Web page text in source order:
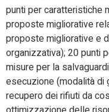
punti per caratteristiche
proposte migliorative
proposte migliorative e
organizzativa); 20 punti
misure per la
esecuzione (modalità di
recupero dei rifiuti da